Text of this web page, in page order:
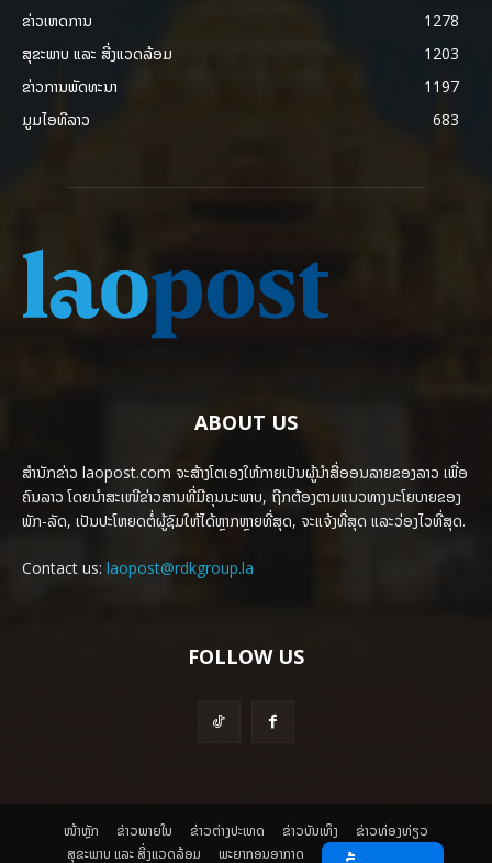
ຂ່າວເຫດການ
1278
ສຸຂະພາບ ແລະ ສີ່ງແວດລ້ອມ
1203
ຂ່າວການພັດທະນາ
1197
ມູມໄອທີລາວ
683
ABOUT US
ສຳນັກຂ່າວ laopost.com ຈະສ້າງໂຕເອງໃຫ້ກາຍເປັນຜູ້ນຳສື່ອອນລາຍຂອງລາວ ເພື່ອ
ຄົນລາວ ໂດຍນຳສະເໜີຂ່າວສານທີ່ມີຄຸນນະພາບ, ຖືກຕ້ອງຕາມແນວທາງນະໂຍບາຍຂອງ
ພັກ-ລັດ, ເປັນປະໂຫຍດຕໍ່ຜູ້ຊົມໃຫ້ໄດ້ຫຼາກຫຼາຍທີ່ສຸດ, ຈະແຈ້ງທີ່ສຸດ ແລະວ່ອງໄວທີ່ສຸດ.
Contact us: laopost@rdkgroup.la
FOLLOW US
ໜ້າຫຼັກ ຂ່າວພາຍ​ໃນ ຂ່າວຕ່າງປະເທດ ​ຂ່າວບັນເທິງ
​ຂ່າວທ່ອງທ່ຽວ
ສຸຂະພາບ ແລະ ສີ່ງແວດລ້ອມ
ພະຍາກອນອາກາດ